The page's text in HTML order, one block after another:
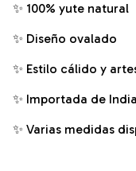
✨ 100% yute natural
✨ Diseño ovalado
✨ Estilo cálido y
✨ Importada de India
✨ Varias medidas